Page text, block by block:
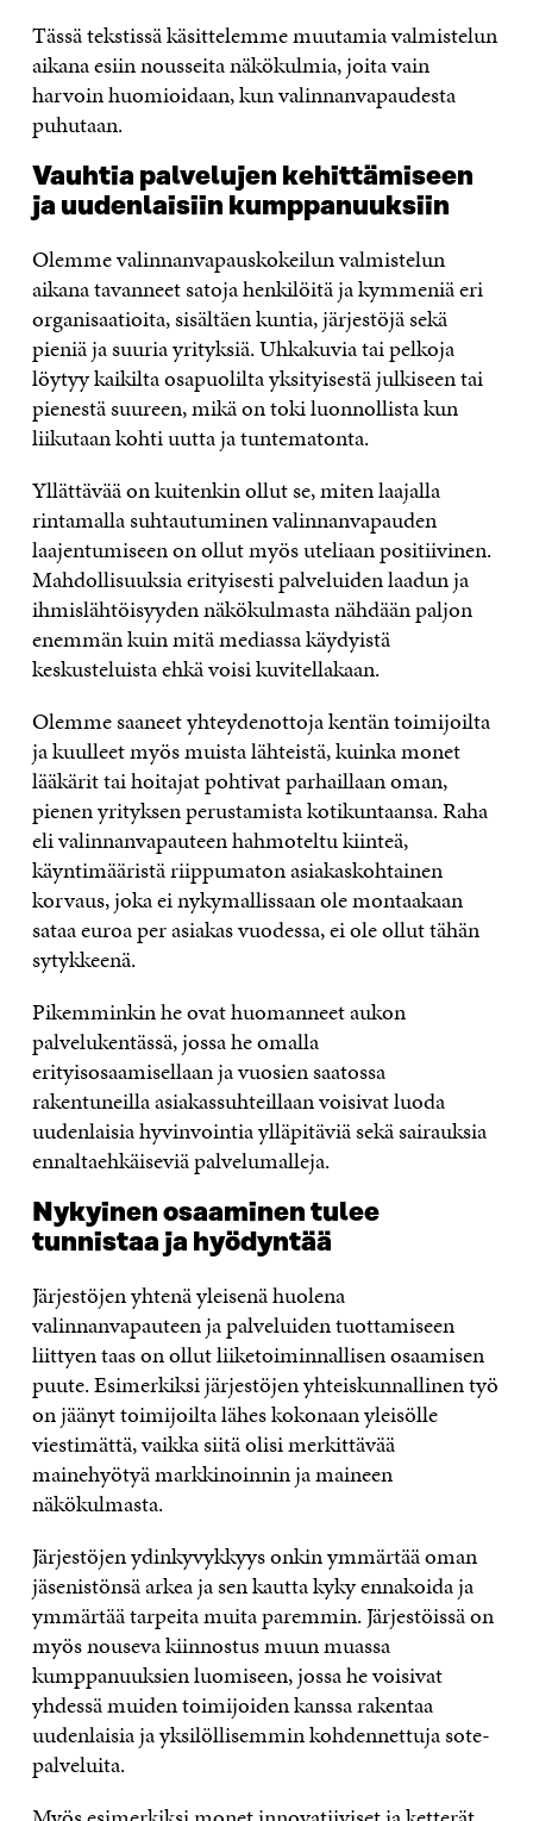
Tässä tekstissä käsittelemme muutamia valmistelun
aikana esiin nousseita näkökulmia, joita vain
harvoin huomioidaan, kun valinnanvapaudesta
puhutaan.
Vauhtia palvelujen kehittämiseen
ja uudenlaisiin kumppanuuksiin
Olemme valinnanvapauskokeilun valmistelun
aikana tavanneet satoja henkilöitä ja kymmeniä eri
organisaatioita, sisältäen kuntia, järjestöjä sekä
pieniä ja suuria yrityksiä. Uhkakuvia tai pelkoja
löytyy kaikilta osapuolilta yksityisestä julkiseen tai
pienestä suureen, mikä on toki luonnollista kun
liikutaan kohti uutta ja tuntematonta.
Yllättävää on kuitenkin ollut se, miten laajalla
rintamalla suhtautuminen valinnanvapauden
laajentumiseen on ollut myös uteliaan positiivinen.
Mahdollisuuksia erityisesti palveluiden laadun ja
ihmislähtöisyyden näkökulmasta nähdään paljon
enemmän kuin mitä mediassa käydyistä
keskusteluista ehkä voisi kuvitellakaan.
Olemme saaneet yhteydenottoja kentän toimijoilta
ja kuulleet myös muista lähteistä, kuinka monet
lääkärit tai hoitajat pohtivat parhaillaan oman,
pienen yrityksen perustamista kotikuntaansa. Raha
eli valinnanvapauteen hahmoteltu kiinteä,
käyntimääristä riippumaton asiakaskohtainen
korvaus, joka ei nykymallissaan ole montaakaan
sataa euroa per asiakas vuodessa, ei ole ollut tähän
sytykkeenä.
Pikemminkin he ovat huomanneet aukon
palvelukentässä, jossa he omalla
erityisosaamisellaan ja vuosien saatossa
rakentuneilla asiakassuhteillaan voisivat luoda
uudenlaisia hyvinvointia ylläpitäviä sekä sairauksia
ennaltaehkäiseviä palvelumalleja.
Nykyinen osaaminen tulee
tunnistaa ja hyödyntää
Järjestöjen yhtenä yleisenä huolena
valinnanvapauteen ja palveluiden tuottamiseen
liittyen taas on ollut liiketoiminnallisen osaamisen
puute. Esimerkiksi järjestöjen yhteiskunnallinen työ
on jäänyt toimijoilta lähes kokonaan yleisölle
viestimättä, vaikka siitä olisi merkittävää
mainehyötyä markkinoinnin ja maineen
näkökulmasta.
Järjestöjen ydinkyvykkyys onkin ymmärtää oman
jäsenistönsä arkea ja sen kautta kyky ennakoida ja
ymmärtää tarpeita muita paremmin. Järjestöissä on
myös nouseva kiinnostus muun muassa
kumppanuuksien luomiseen, jossa he voisivat
yhdessä muiden toimijoiden kanssa rakentaa
uudenlaisia ja yksilöllisemmin kohdennettuja sote-
palveluita.